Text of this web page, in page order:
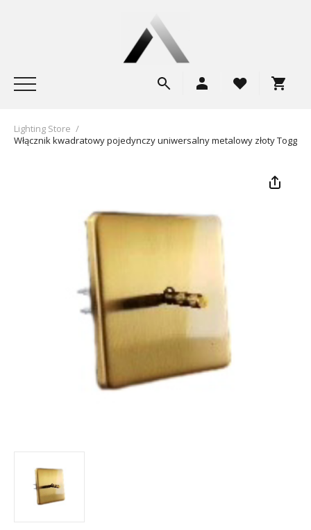
Lighting Store /
Włącznik kwadratowy pojedynczy uniwersalny metalowy złoty Togglica